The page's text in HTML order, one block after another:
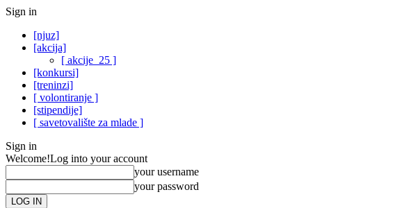
Sign in
[njuz]
[akcija]
[ akcije_25 ]
[konkursi]
[treninzi]
[ volontiranje ]
[stipendije]
[ savetovalište za mlade ]
Sign in
Welcome!Log into your account
your username
your password